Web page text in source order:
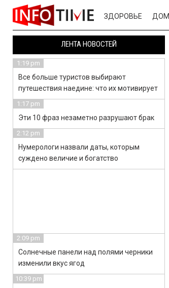
ЗДОРОВЬЕ ДОМ
ЛЕНТА НОВОСТЕЙ
1:19 pm
Все больше туристов выбирают
путешествия наедине: что их мотивирует
1:17 pm
Эти 10 фраз незаметно разрушают брак
2:12 pm
Нумерологи назвали даты, которым
суждено величие и богатство
2:09 pm
Солнечные панели над полями черники
изменили вкус ягод
10:39 pm